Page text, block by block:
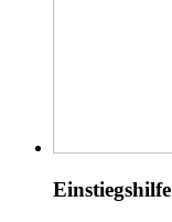
Einstiegshilfe